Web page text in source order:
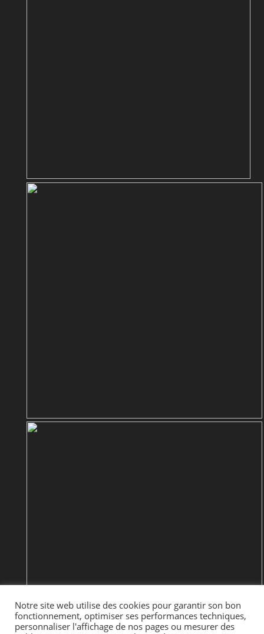
Notre site web utilise des cookies pour garantir son bon
fonctionnement, optimiser ses performances techniques,
personnaliser l'affichage de nos pages ou mesurer des